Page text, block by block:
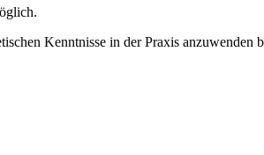
Kenntnisse in der Praxis